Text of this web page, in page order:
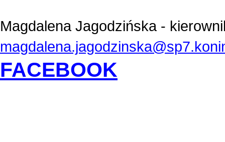
Magdalena Jagodzińska -
FACEBOOK